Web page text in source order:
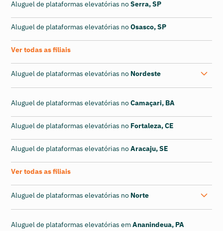
Aluguel de plataformas elevatórias noSerra, SP
Aluguel de plataformas elevatórias noOsasco, SP
Ver todas as filiais
Aluguel de plataformas elevatórias no Nordeste
Aluguel de plataformas elevatórias noCamaçari, BA
Aluguel de plataformas elevatórias no Fortaleza, CE
Aluguel de plataformas elevatórias noAracaju, SE
Ver todas as filiais
Aluguel de plataformas elevatórias no Norte
Aluguel de plataformas elevatórias emAnanindeua, PA